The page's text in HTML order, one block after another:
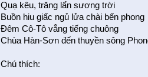
Quạ kêu, trăng lẩn sương trời
Buồn hiu giấc ngủ lửa chài bến phong
Đêm Cô-Tô vẳng tiếng chuông
Chùa Hàn-Sơn đến thuyền sông
Chú thích: